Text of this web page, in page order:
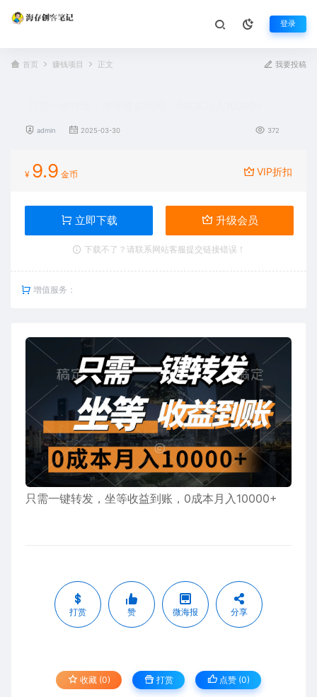
登录
首页 赚钱项目 正文 我要投稿
admin 2025-03-30 372
¥ 9.9 金币 VIP折扣
立即下载 升级会员
下载不了？请联系网站客服提交链接错误！
增值服务：
只需一键转发，坐等收益到账，0成本月入10000+
打赏 赞 微海报 分享
收藏 (0) 打赏 点赞 (0)